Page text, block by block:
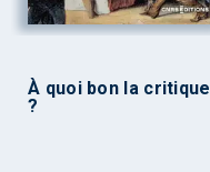
À quoi bon la critique
?